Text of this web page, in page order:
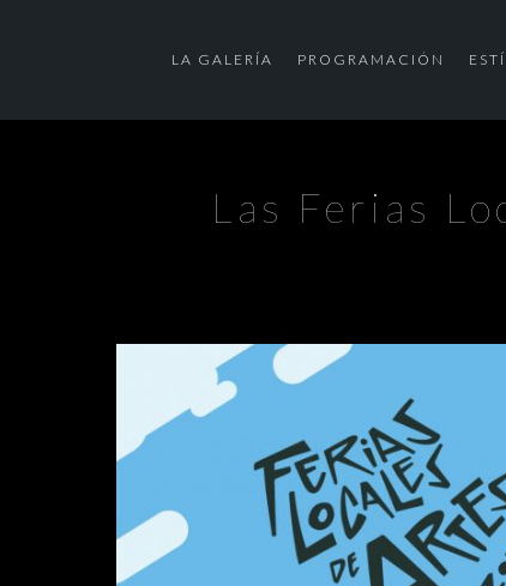
LA GALERÍA PROGRAMACIÓN
Las Ferias